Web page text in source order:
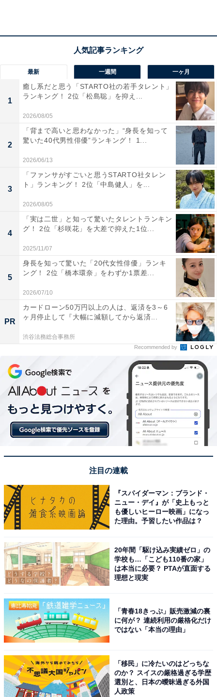
地下道でつながっています。車を利用すれば海や山、牧
場などの北海道らしい自然豊かな観光スポットへもアク
セス可能。市内中心部の大通り公園は「日本の都市公園
100選」にも選ばれています。
1位「神奈川県 横浜市」
10回連続1位の「神奈川県 横浜市」。市内にある横浜駅
には、複数路線が乗り入れるため通勤や通学にもよく利
用されています。みなとみらい地区は横浜ランドマーク
タワーをはじめとする近代的な高層ビルや、赤レンガ倉
庫などのレトロな街並みが調和する人気のエリアです。
＞10位までの全ランキング結果を見る
「福岡県」、2位「長野県」、1位は？
・
50代が選ぶ「移住したい都道府県」ランキング！ 3位
・
1万人に聞いた「国内の住みたい街」ランキング！ 3位
「おもろまち」、2位「首里」、1位は？
30代が選ぶ「移住したい都道府県」ランキング！ 3位
「長野県」、2位「福岡県」、1位は？
【関連リンク】
・プレスリリース
最新 一週間 一ヶ月
1
癒し系だと思う「STARTO社の若手タレント」
ランキング！ 2位「松島聡」を抑え...
2026/08/05
2
「背まで高いと思わなかった」“身長を知って
驚いた40代男性俳優”ランキング！ 1...
2026/06/13
3
「ファンサがすごいと思うSTARTO社タレン
ト」ランキング！ 2位「中島健人」を...
2026/08/05
4
「実は二世」と知って驚いたタレントランキン
グ！ 2位「杉咲花」を大差で抑えた1位...
2025/11/07
5
身長を知って驚いた「20代女性俳優」ランキ
ング！ 2位「橋本環奈」をわずか1票差...
2026/07/10
PR
カードローン50万円以上の人は、返済を3～6
ヶ月停止して『大幅に減額してから返済...
渋谷法務総合事務所
Recommended by
注目の連載
『スパイダーマン：ブランド・
ニュー・デイ』が「史上もっと
も優しいヒーロー映画」になっ
た理由。予習したい作品は？
20年間「駆け込み実績ゼロ」の
学校も…「こども110番の家」
は本当に必要？ PTAが直面する
理想と現実
「青春18きっぷ」販売激減の裏
に何が？ 連続利用の厳格化だけ
ではない「本当の理由」
「移民」に冷たいのはどっちな
のか？ スイスの厳格過ぎる学歴
選別と、日本の曖昧過ぎる外国
人政策